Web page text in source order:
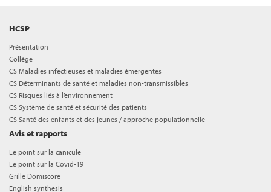
HCSP
Présentation
Collège
CS Maladies infectieuses et maladies émergentes
CS Déterminants de santé et maladies non-transmissibles
CS Risques liés à l’environnement
CS Système de santé et sécurité des patients
CS Santé des enfants et des jeunes / approche populationnelle
Avis et rapports
Le point sur la canicule
Le point sur la Covid-19
Grille Domiscore
English synthesis